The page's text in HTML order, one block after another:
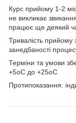
Курс прийому 1-2
не викликає
працює ще деякий
Тривалість прийому
занедбаності
Терміни та умови
+5оС до +25оС
Протипоказання: